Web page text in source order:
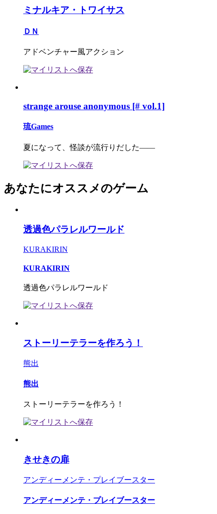
ミナルキア・トワイサス
ＤＮ
アドベンチャー風アクション
strange arouse anonymous [# vol.1]
琉Games
夏になって、怪談が流行りだした――
あなたにオススメのゲーム
透過色パラレルワールド
KURAKIRIN
KURAKIRIN
透過色パラレルワールド
ストーリーテラーを作ろう！
熊出
熊出
ストーリーテラーを作ろう！
きせきの扉
アンディーメンテ・プレイブースター
アンディーメンテ・プレイブースター